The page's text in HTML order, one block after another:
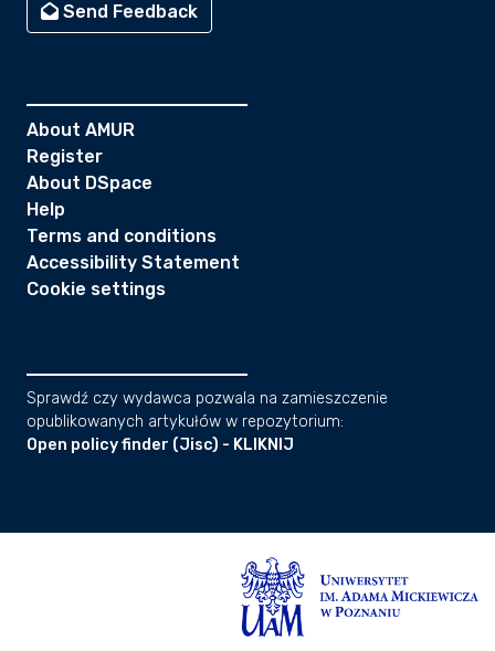
Send Feedback
About AMUR
Register
About DSpace
Help
Terms and conditions
Accessibility Statement
Cookie settings
Sprawdź czy wydawca pozwala na zamieszczenie
opublikowanych artykułów w repozytorium:
Open policy finder (Jisc) - KLIKNIJ